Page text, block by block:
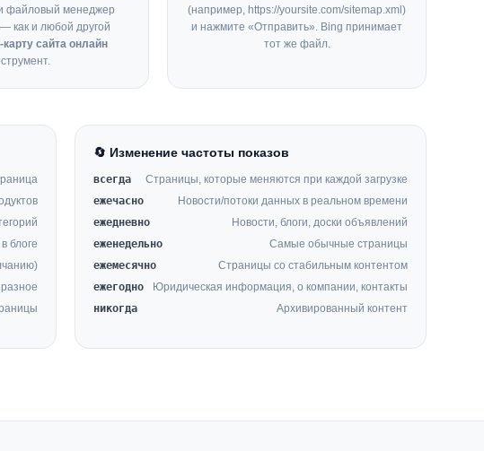
файловый менеджер
как и любой другой
карту сайта онлайн
(например, https://yoursite.com/sitemap.xml)
и нажмите «Отправить». Bing принимает
тот же файл.
блоге
🔄 Изменение частоты показов
всегда
Страницы, которые меняются при каждой загрузке
ежечасно
Новости/потоки данных в реальном времени
ежедневно
Новости, блоги, доски объявлений
еженедельно
Самые обычные страницы
ежемесячно
Страницы со стабильным контентом
ежегодно
Юридическая информация, о компании, контакты
никогда
Архивированный контент